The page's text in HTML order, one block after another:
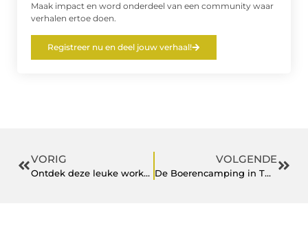
Maak impact en word onderdeel van een community waar
verhalen ertoe doen.
Registreer nu en deel jouw verhaal!
VORIG
Ontdek deze leuke workshops voor bedrijven
VOLGENDE
De Boerencamping in Twente